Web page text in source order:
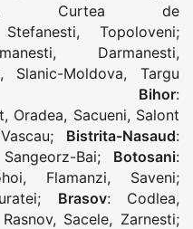
Curtea de
Stefanesti, Topoloveni;
, Darmanesti,
, Slanic-Moldova, Targu
Bihor:
, Oradea, Sacueni, Salont
Vascau; Bistrita-Nasaud:
Sangeorz-Bai; Botosani:
, Flamanzi, Saveni;
; Brasov: Codlea,
Rasnov, Sacele, Zarnesti;